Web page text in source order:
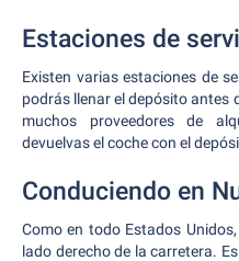
Estaciones de
Existen varias estaciones de
podrás llenar el depósito antes
muchos proveedores de
devuelvas el coche con el
Conduciendo en
Como en todo Estados
lado derecho de la carretera.